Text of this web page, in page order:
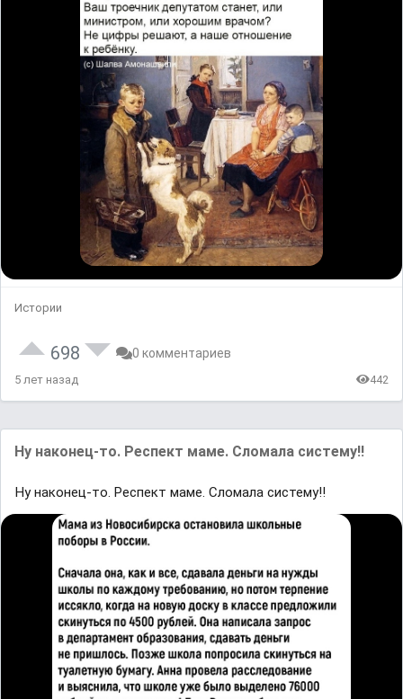
Истории
698 0 комментариев
5 лет назад 442
Ну наконец-то. Респект маме. Сломала систему!!
Ну наконец-то. Респект маме. Сломала систему!!